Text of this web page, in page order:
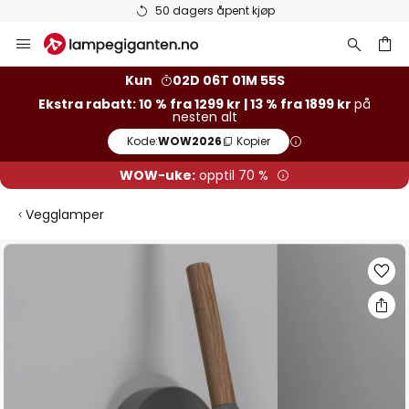
Varer på lager sendes raskt
Hopp
til
Kun
02D 06T 01M 54S
Ekstra rabatt: 10 % fra 1299 kr | 13 % fra 1899 kr på
nesten alt
Kode:WOW2026 Kopier
WOW-uke: opptil 70 %
Vegglamper
Gå